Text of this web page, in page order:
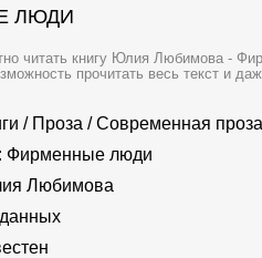
ЛЮДИ
читать книгу Юлия Любимова -
прочитать весь текст и
/ Проза /Современная проза
Фирменные люди
Любимова